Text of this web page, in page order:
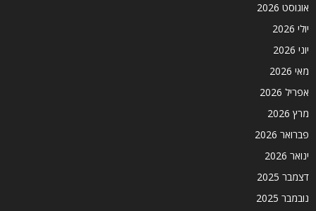
אוגוסט 2026
יולי 2026
יוני 2026
מאי 2026
אפריל 2026
מרץ 2026
פברואר 2026
ינואר 2026
דצמבר 2025
נובמבר 2025